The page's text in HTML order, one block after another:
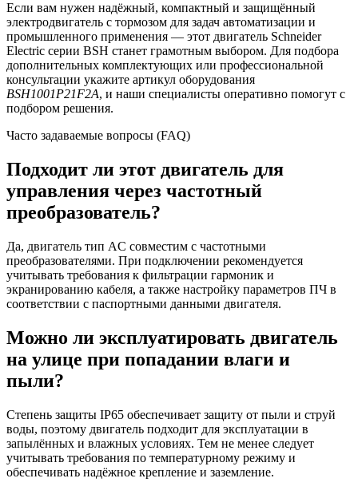
Если вам нужен надёжный, компактный и защищённый
электродвигатель с тормозом для задач автоматизации и
промышленного применения — этот двигатель Schneider
Electric серии BSH станет грамотным выбором. Для подбора
дополнительных комплектующих или профессиональной
консультации укажите артикул оборудования
BSH1001P21F2A, и наши специалисты оперативно помогут с
подбором решения.
Часто задаваемые вопросы (FAQ)
Подходит ли этот двигатель для
управления через частотный
преобразователь?
Да, двигатель тип AC совместим с частотными
преобразователями. При подключении рекомендуется
учитывать требования к фильтрации гармоник и
экранированию кабеля, а также настройку параметров ПЧ в
соответствии с паспортными данными двигателя.
Можно ли эксплуатировать двигатель
на улице при попадании влаги и
пыли?
Степень защиты IP65 обеспечивает защиту от пыли и струй
воды, поэтому двигатель подходит для эксплуатации в
запылённых и влажных условиях. Тем не менее следует
учитывать требования по температурному режиму и
обеспечивать надёжное крепление и заземление.